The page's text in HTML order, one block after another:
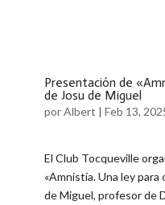
Presentación de
de Josu de Miguel
porAlbert | Feb 13,
El Club Tocqueville
«Amnistía. Una ley para
de Miguel, profesor de